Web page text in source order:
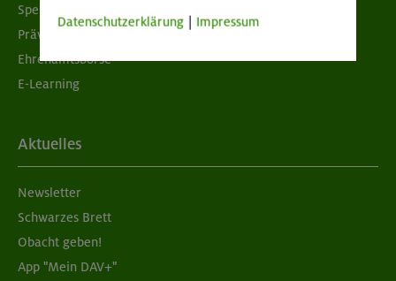
Spenden
Prävention sexualisierter Gewalt
Ehrenamtsbörse
E-Learning
Aktuelles
Newsletter
Schwarzes Brett
Obacht geben!
App "Mein DAV+"
Datenschutzerklärung Impressum